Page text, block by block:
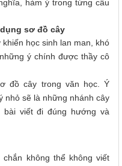
hàm ý trong từng câu
sơ đồ cây
học sinh lan man, khó
ý chính được thầy cô
đồ cây trong văn học. Ý
nhỏ sẽ là những nhánh cây
viết đi đúng hướng và
không thể không viết